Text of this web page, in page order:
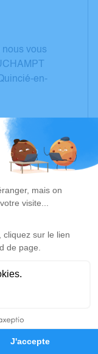
Hommages
nous vous
en-
pour laisser
souvenirs,
à travers des
un lieu
de Georges
est